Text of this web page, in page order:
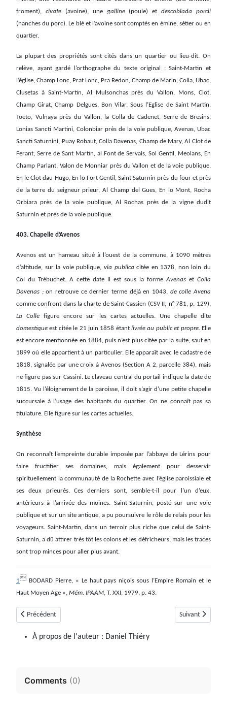
froment), civate (avoine), une galline (poule) etdescoblada porcii
(hanches du porc). Le blé et l’avoine sont comptés en émine, sétier ou en
quartier.
La plupart des propriétés sont cités dans un quartier ou lieu-dit. On
relève, ayant gardé l’orthographe du texte original : Saint-Martin et
l’église, Champ Lonc, Prat Lonc, Pra Redon, Champ de Marin, Colla, Ubac,
Clusetas à Saint-Martin, Al Mulsonchas près du Vallon, Mons, Clot,
Champ Girat, Champ Delgues, Bon Vilar, Sous l’Eglise de Saint Martin,
Toeto, Vulnaya près du Vallon, la Colla de Cadenet, Serre de Bresins,
Lonias Sancti Martini, Colonbiar près de la voie publique, Avenas, Ubac
Sancti Saturnini, Puay Robaut, Colla Davenas, Champ de Mary, Al Clot de
Ferant, Serre de Sant Martin, al Font de Servais, Sol Gentil, Meolans, En
Champ Parlant, Valon de Monniar près du Vallon et de la voie publique,
En le Clot dau Hugo, En lo Fort Gentil, Saint Saturnin près du four et près
de la terre du seigneur prieur, Al Champ del Gues, En lo Mont, Rocha
Orbiara près de la voie publique, Al Rochas près de la vigne dudit
Saturnin et près de la voie publique.
403. Chapelle d’Avenos
Avenos est un hameau situé à l’ouest de la commune, à 1090 mètres
d’altitude, sur la voie publique, via publica citée en 1378, non loin du
Col du Trébuchet. A cette date il est sous la formeAvenas et Colla
Davenas ;on retrouve ce dernier terme déjà en 1043, de colle Avena
comme confront dans la charte de Saint-Cassien (CSV II, n° 781, p. 129).
La Collefigure encore sur les cartes actuelles. Une chapelle dite
domestiqueest citée le 21 juin 1858 étantlivrée au public et propre. Elle
est encore mentionnée en 1884, puis n’est plus citée par la suite, sauf en
1899 où elle appartient à un particulier. Elle apparaît avec le cadastre de
1818, signalée par une croix à Avenos (Section A 2, parcelle 384), mais
ne figure pas sur Cassini. Le claveau central du portail indique la date de
1815. Vu l’éloignement de la paroisse, il doit s’agir d’une petite chapelle
succursale à l’usage des habitants du quartier. On ne connaît pas sa
titulature. Elle figure sur les cartes actuelles.
Synthèse
On reconnaît l’empreinte durable imposée par l’abbaye de Lérins pour
faire fructifier ses domaines, mais également pour desservir
spirituellement la communauté de la Rochette avec l’église paroissiale et
ses deux prieurés. Ces derniers sont, semble-t-il pour l’un d’eux,
antérieurs à l’arrivée des moines. Saint-Saturnin, posté sur une voie
publique et sur un site antique, a pu poursuivre le rôle de relais pour les
voyageurs. Saint-Martin, dans un terroir plus riche que celui de Saint-
Saturnin, a dû attirer très tôt les colons et les défricheurs, mais les traces
sont trop minces pour aller plus avant.
1 BODARD Pierre, « Le haut pays niçois sous l’Empire Romain et le
Haut Moyen Age », Mém. IPAAM, T. XXI, 1979, p. 43.
Article précédent : La Robine-Sur-Galabre
Précédent Article suivant :
Suivant
À propos de l'auteur : Daniel Thiéry
Comments (0)